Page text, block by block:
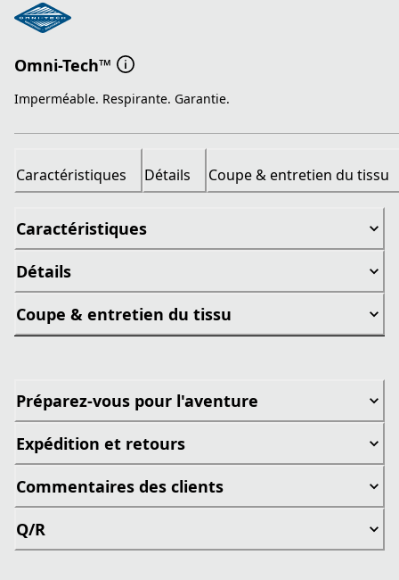
Omni-Tech™
Imperméable. Respirante. Garantie.
Caractéristiques Détails Coupe & entretien du tissu
Caractéristiques
Détails
Coupe & entretien du tissu
Préparez-vous pour l'aventure
Expédition et retours
Commentaires des clients
Q/R